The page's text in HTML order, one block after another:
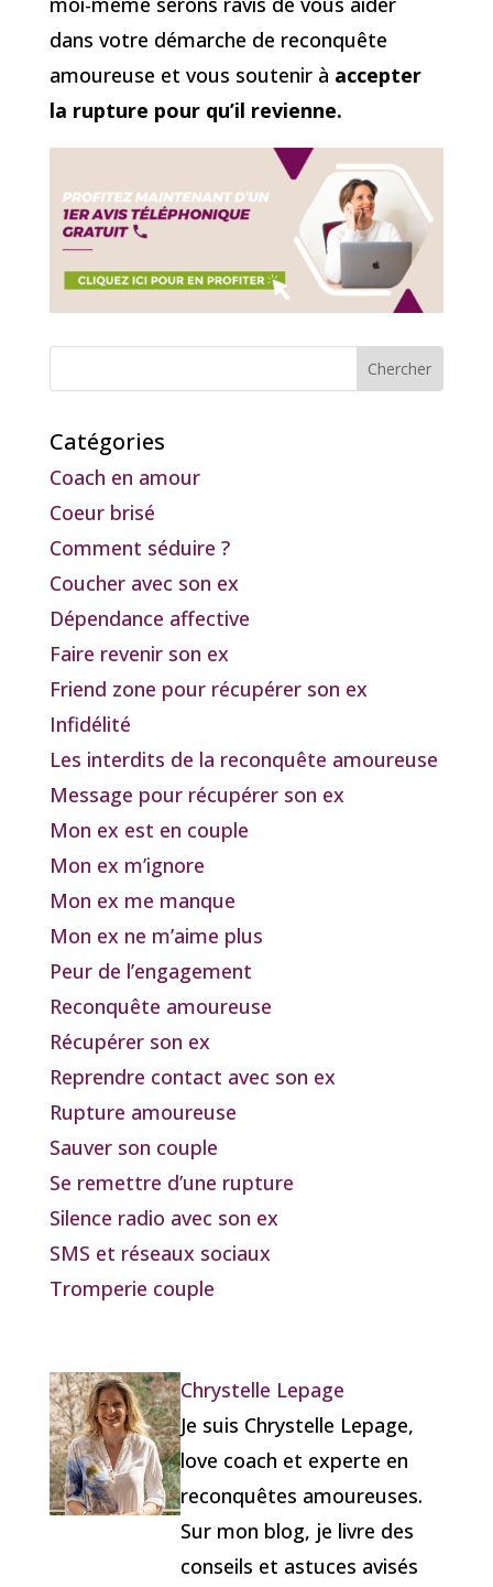
dans votre démarche de reconquête
amoureuse et vous soutenir à accepter
la rupture pour qu’il revienne.
Catégories
Coach en amour
Coeur brisé
Comment séduire ?
Coucher avec son ex
Dépendance affective
Faire revenir son ex
Friend zone pour récupérer son ex
Infidélité
Les interdits de la reconquête amoureuse
Message pour récupérer son ex
Mon ex est en couple
Mon ex m’ignore
Mon ex me manque
Mon ex ne m’aime plus
Peur de l’engagement
Reconquête amoureuse
Récupérer son ex
Reprendre contact avec son ex
Rupture amoureuse
Sauver son couple
Se remettre d’une rupture
Silence radio avec son ex
SMS et réseaux sociaux
Tromperie couple
Chrystelle Lepage
Je suis Chrystelle Lepage,
love coach et experte en
reconquêtes amoureuses.
Sur mon blog, je livre des
conseils et astuces avisés